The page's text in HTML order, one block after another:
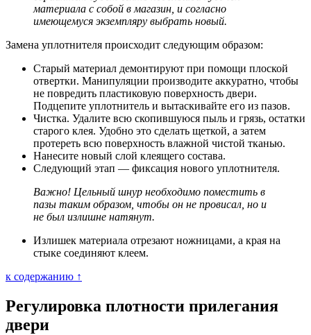
материала с собой в магазин, и согласно
имеющемуся экземпляру выбрать новый.
Замена уплотнителя происходит следующим образом:
Старый материал демонтируют при помощи плоской
отвертки. Манипуляции производите аккуратно, чтобы
не повредить пластиковую поверхность двери.
Подцепите уплотнитель и вытаскивайте его из пазов.
Чистка. Удалите всю скопившуюся пыль и грязь, остатки
старого клея. Удобно это сделать щеткой, а затем
протереть всю поверхность влажной чистой тканью.
Нанесите новый слой клеящего состава.
Следующий этап — фиксация нового уплотнителя.
Важно! Цельный шнур необходимо поместить в
пазы таким образом, чтобы он не провисал, но и
не был излишне натянут.
Излишек материала отрезают ножницами, а края на
стыке соединяют клеем.
к содержанию ↑
Регулировка плотности прилегания
двери